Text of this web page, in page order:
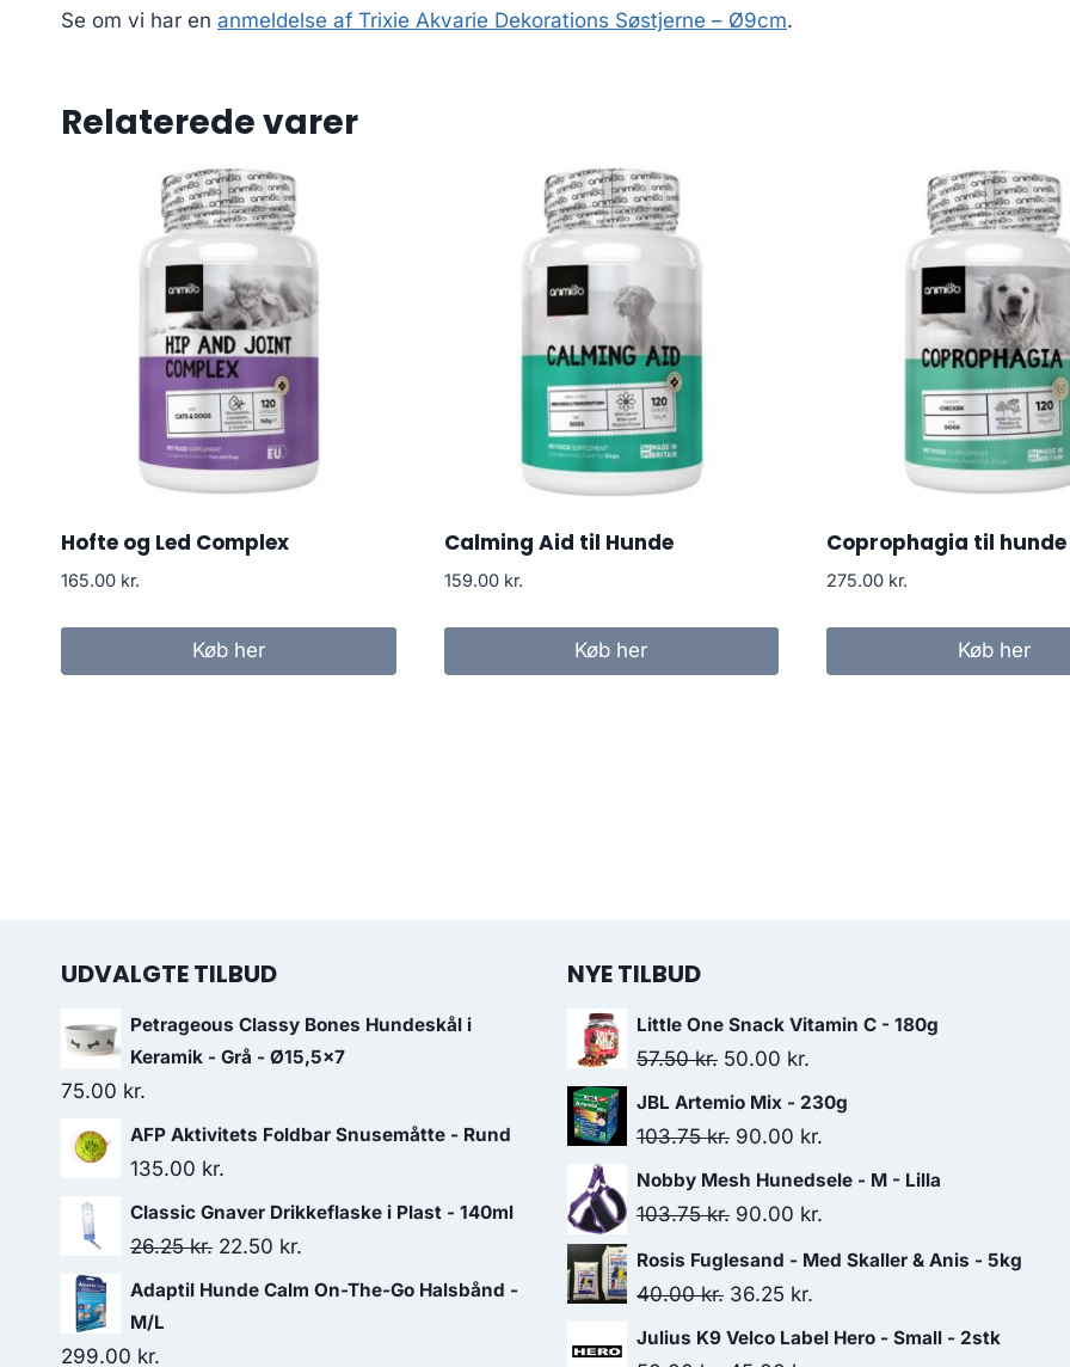
Se om vi har en anmeldelse af Trixie Akvarie Dekorations Søstjerne – Ø9cm.
Relaterede varer
Hofte og Led Complex
165.00 kr.
Køb her
Calming Aid til Hunde
159.00 kr.
Køb her
Coprophagia til hunde
275.00 kr.
Køb her
UDVALGTE TILBUD
Petrageous Classy Bones Hundeskål i
Keramik - Grå - Ø15,5x7
75.00 kr.
AFP Aktivitets Foldbar Snusemåtte - Rund
135.00 kr.
Classic Gnaver Drikkeflaske i Plast - 140ml
26.25kr. Den
oprindelige
22.50 kr.
aktuelle
Adaptil Hunde Calm On-The-Go Halsbånd -
M/L
299.00 kr.
NYE TILBUD
Little One Snack Vitamin C - 180g
57.50kr. Den
oprindelige
pris
57.50 kr..
50.00 kr.
aktuelle
pris
JBL Artemio Mix - 230g
103.75kr. Den
oprindelige
pris
90.00 kr.
aktuelle
Nobby Mesh Hunedsele - M - Lilla
103.75kr. Den
oprindelige
pris
90.00 kr.
aktuelle
Rosis Fuglesand - Med Skaller & Anis - 5kg
40.00kr. Den
oprindelige
36.25 kr.
aktuelle
Julius K9 Velco Label Hero - Small - 2stk